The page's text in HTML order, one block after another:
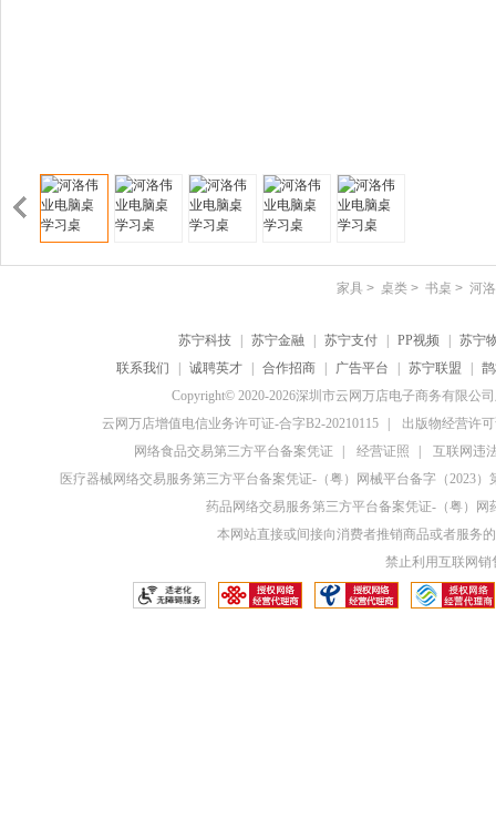
家具 > 桌类> 书桌 > 河
苏宁科技 苏宁金融 苏宁支付 PP视频
苏宁
联系我们
诚聘英才 合作招商 广告平台 苏宁联盟
Copyright© 2020-2026深圳市云网万店电子商务有限公
云网万店增值电信业务许可证-合字B2-20210115
出版物经营许
网络食品交易第三方平台备案凭证
经营证照
互联网违
医疗器械网络交易服务第三方平台备案凭证-（粤）网械平台备字（2023）
药品网络交易服务第三方平台备案凭证-（粤）网
本网站直接或间接向消费者推销商品或者服务
禁止利用互联网销